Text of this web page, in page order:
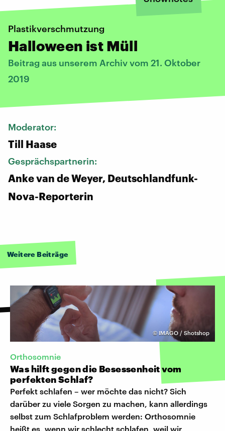
Plastikverschmutzung
Halloween ist Müll
Beitrag aus unserem Archiv vom 21. Oktober
2019
Moderator:
Till Haase
Gesprächspartnerin:
Anke van de Weyer, Deutschlandfunk-
Nova-Reporterin
Weitere Beiträge
© IMAGO / Shotshop
Orthosomnie
Was hilft gegen die Besessenheit vom
perfekten Schlaf?
Perfekt schlafen – wer möchte das nicht? Sich
darüber zu viele Sorgen zu machen, kann allerdings
selbst zum Schlafproblem werden: Orthosomnie
heißt es, wenn wir schlecht schlafen, weil wir